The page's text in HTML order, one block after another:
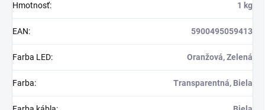
Hmotnosť: 1 kg
EAN: 5900495059413
Farba LED: Oranžová, Zelená
Farba: Transparentná, Biela